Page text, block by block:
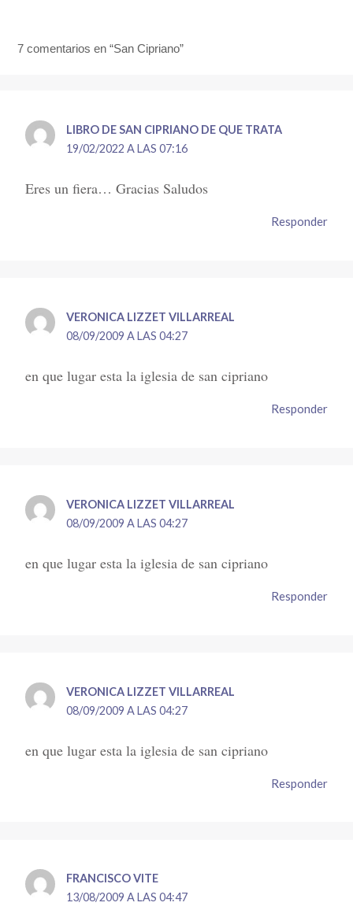
7 comentarios en “San Cipriano”
LIBRO DE SAN CIPRIANO DE QUE TRATA
19/02/2022 A LAS 07:16
Eres un fiera… Gracias Saludos
Responder
VERONICA LIZZET VILLARREAL
08/09/2009 A LAS 04:27
en que lugar esta la iglesia de san cipriano
Responder
VERONICA LIZZET VILLARREAL
08/09/2009 A LAS 04:27
en que lugar esta la iglesia de san cipriano
Responder
VERONICA LIZZET VILLARREAL
08/09/2009 A LAS 04:27
en que lugar esta la iglesia de san cipriano
Responder
FRANCISCO VITE
13/08/2009 A LAS 04:47